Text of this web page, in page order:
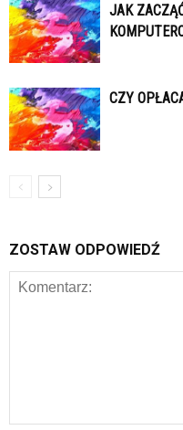
JAK
CZY
ZOSTAW ODPOWIEDŹ